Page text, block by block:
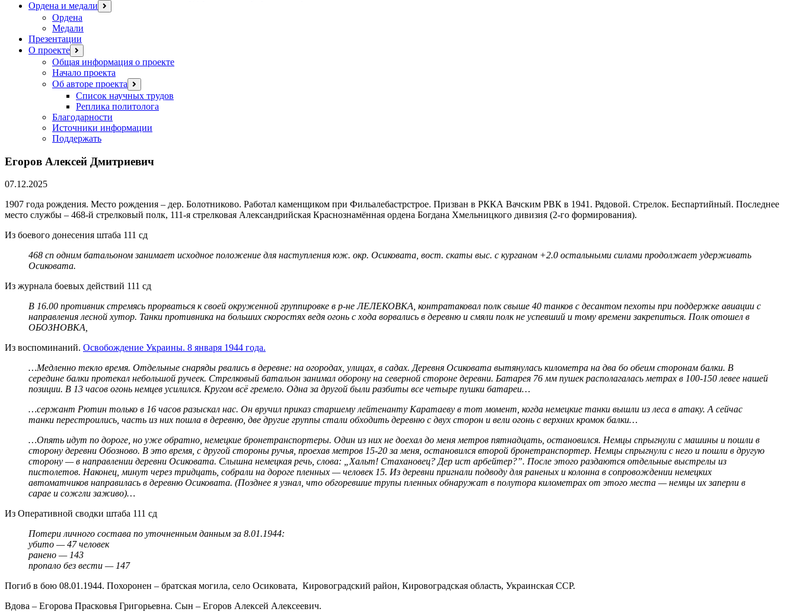
Ордена и медали открыть
меню
Ордена
Медали
Презентации
О проекте открыть
меню
Общая информация о проекте
Начало проекта
Об авторе проекта открыть
меню
Список научных трудов
Реплика политолога
Благодарности
Источники информации
Поддержать
Егоров Алексей Дмитриевич
07.12.2025
1907 года рождения. Место рождения – дер. Болотниково. Работал каменщиком при Фильалебастрстрое. Призван в РККА Вачским РВК в 1941. Рядовой. Стрелок. Беспартийный. Последнее
место службы – 468-й стрелковый полк, 111-я стрелковая Александрийская Краснознамённая ордена Богдана Хмельницкого дивизия (2-го формирования).
Из боевого донесения штаба 111 сд
468 сп одним батальоном занимает исходное положение для наступления юж. окр. Осиковата, вост. скаты выс. с курганом +2.0 остальными силами продолжает удерживать
Осиковата.
Из журнала боевых действий 111 сд
В 16.00 противник стремясь прорваться к своей окруженной группировке в р-не ЛЕЛЕКОВКА, контратаковал полк свыше 40 танков с десантом пехоты при поддержке авиации с
направления лесной хутор. Танки противника на больших скоростях ведя огонь с хода ворвались в деревню и смяли полк не успевший и тому времени закрепиться. Полк отошел в
ОБОЗНОВКА,
Из воспоминаний. Освобождение Украины. 8 января 1944 года.
…Медленно текло время. Отдельные снаряды рвались в деревне: на огородах, улицах, в садах. Деревня Осиковата вытянулась километра на два бо обеим сторонам балки. В
середине балки протекал небольшой ручеек. Стрелковый батальон занимал оборону на северной стороне деревни. Батарея 76 мм пушек располагалась метрах в 100-150 левее нашей
позиции. В 13 часов огонь немцев усилился. Кругом всё гремело. Одна за другой были разбиты все четыре пушки батареи…
…сержант Рютин только в 16 часов разыскал нас. Он вручил приказ старшему лейтенанту Каратаеву в тот момент, когда немецкие танки вышли из леса в атаку. А сейчас
танки перестроились, часть из них пошла в деревню, две другие группы стали обходить деревню с двух сторон и вели огонь с верхних кромок балки…
…Опять идут по дороге, но уже обратно, немецкие бронетранспортеры. Один из них не доехал до меня метров пятнадцать, остановился. Немцы спрыгнули с машины и пошли в
сторону деревни Обозново. В это время, с другой стороны ручья, проехав метров 15-20 за меня, остановился второй бронетранспортер. Немцы спрыгнули с него и пошли в другую
сторону — в направлении деревни Осиковата. Слышна немецкая речь, слова: „Хальт! Стахановец? Дер ист арбейтер?”. После этого раздаются отдельные выстрелы из
пистолетов. Наконец, минут через тридцать, собрали на дороге пленных — человек 15. Из деревни пригнали подводу для раненых и колонна в сопровождении немецких
автоматчиков направилась в деревню Осиковата. (Позднее я узнал, что обгоревшие трупы пленных обнаружат в полутора километрах от этого места — немцы их заперли в
сарае и сожгли заживо)…
Из Оперативной сводки штаба 111 сд
Потери личного состава по уточненным данным за 8.01.1944:
убито — 47 человек
ранено — 143
пропало без вести — 147
Погиб в бою 08.01.1944. Похоронен – братская могила, село Осиковата, Кировоградский район, Кировоградская область, Украинская ССР.
Вдова – Егорова Прасковья Григорьевна. Сын – Егоров Алексей Алексеевич.